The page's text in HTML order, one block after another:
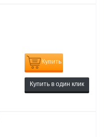
Купить
Купить в один клик